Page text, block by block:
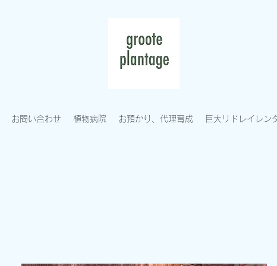
お問い合わせ 植物病院 お預かり、代理育成 巨大リドレイレン